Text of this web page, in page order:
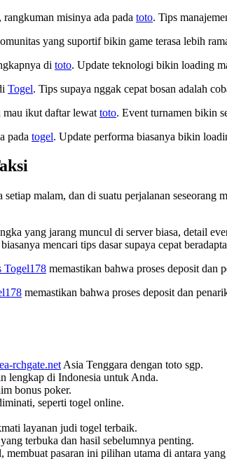
misinya ada pada toto. Tips
yang suportif bikin game terasa lebih
di toto. Update teknologi bikin loading
Togel. Tips supaya nggak cepat bosan adalah
mau ikut daftar lewat toto. Event turnamen bikin
pada togel. Update performa biasanya bikin
malam, dan di suatu perjalanan seseorang
yang jarang muncul di server biasa, detail
mencari tips dasar supaya cepat
Togel178 memastikan bahwa proses deposit dan
memastikan bahwa proses deposit dan
rchgate.net Asia Tenggara dengan toto sgp.
lengkap di Indonesia untuk Anda.
bonus poker.
seperti togel online.
layanan judi togel terbaik.
terbuka dan hasil sebelumnya penting.
membuat pasaran ini pilihan utama di antara